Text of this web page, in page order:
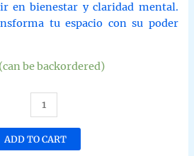
en bienestar y claridad mental.
tu espacio con su poder
be backordered)
Incienso
Blood
ADD TO CART